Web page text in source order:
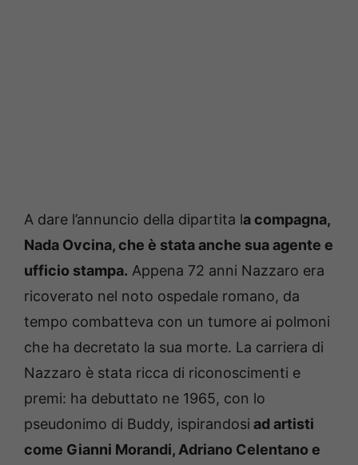
A dare l’annuncio della dipartita la compagna,
Nada Ovcina, che è stata anche sua agente e
ufficio stampa. Appena 72 anni Nazzaro era
ricoverato nel noto ospedale romano, da
tempo combatteva con un tumore ai polmoni
che ha decretato la sua morte. La carriera di
Nazzaro è stata ricca di riconoscimenti e
premi: ha debuttato ne 1965, con lo
pseudonimo di Buddy, ispirandosi ad artisti
come Gianni Morandi, Adriano Celentano e